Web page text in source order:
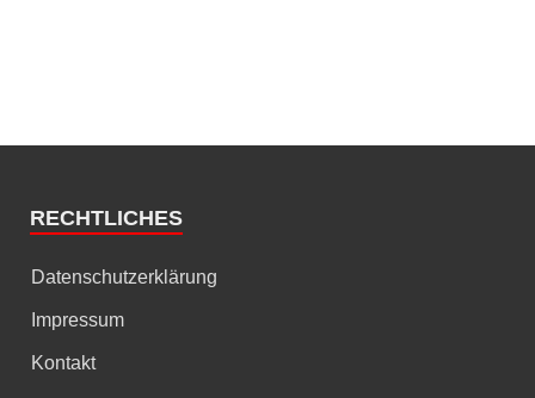
RECHTLICHES
Datenschutzerklärung
Impressum
Kontakt